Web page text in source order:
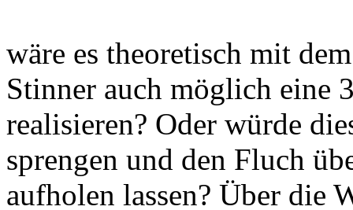
wäre es theoretisch mit
Stinner auch möglich eine
realisieren? Oder würde
sprengen und den Fluch
aufholen lassen? Über die